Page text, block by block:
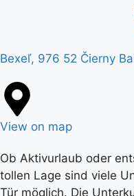
Bexeľ, 976 52 Čierny
View on map
Ob Aktivurlaub oder
tollen Lage sind viele
Tür möglich. Die